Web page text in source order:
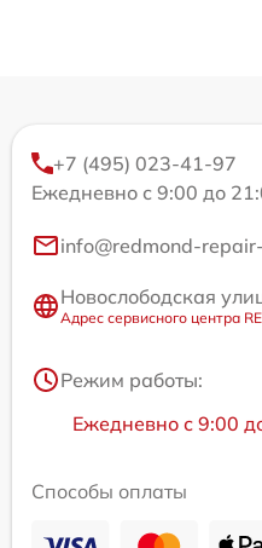
+7 (495) 023-41-97
Ежедневно с 9:00 до
info@redmond-
Новослободская
Адрес сервисного центра
Режим работы:
Ежедневно с 9:00
Способы оплаты